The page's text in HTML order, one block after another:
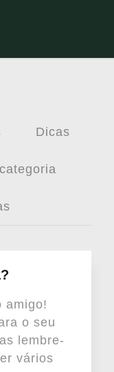
Dicas
amigo!
o seu
lembre-
vários